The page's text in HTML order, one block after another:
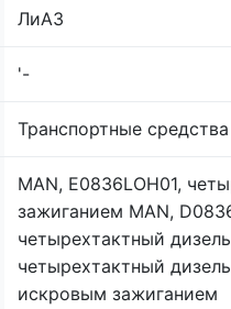
ЛиАЗ
'-
Транспортные
MAN, E0836LOH01,
зажиганием МАN,
четырехтактный
четырехтактный
искровым зажиганием